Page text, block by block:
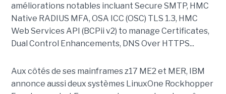
améliorations notables incluant Secure SMTP, HMC
Native RADIUS MFA, OSA ICC (OSC) TLS 1.3, HMC
Web Services API (BCPii v2) to manage Certificates,
Dual Control Enhancements, DNS Over HTTPS...
Aux côtés de ses mainframes z17 ME2 et MER, IBM
annonce aussi deux systèmes LinuxOne Rockhopper